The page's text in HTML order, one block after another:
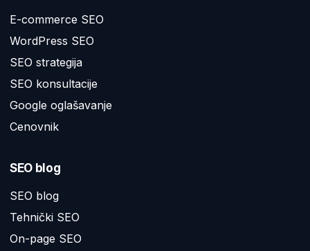
E-commerce SEO
WordPress SEO
SEO strategija
SEO konsultacije
Google oglašavanje
Cenovnik
SEO blog
SEO blog
Tehnički SEO
On-page SEO